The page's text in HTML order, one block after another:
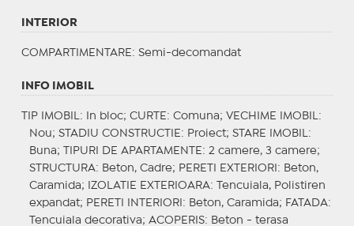
INTERIOR
COMPARTIMENTARE : Semi-decomandat
INFO IMOBIL
TIP IMOBIL : In bloc; CURTE : Comuna; VECHIME IMOBIL :
Nou; STADIU CONSTRUCTIE : Proiect; STARE IMOBIL :
Buna;
TIPURI DE APARTAMENTE : 2 camere, 3 camere;
STRUCTURA: Beton, Cadre; PERETI EXTERIORI : Beton,
Caramida;
IZOLATIE EXTERIOARA: Tencuiala, Polistiren
expandat; PERETI INTERIORI : Beton, Caramida; FATADA:
Tencuiala decorativa; ACOPERIS: Beton - terasa